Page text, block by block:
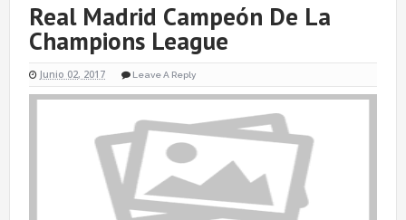
Real Madrid Campeón De La
Champions League
Junio 02, 2017 Leave A Reply